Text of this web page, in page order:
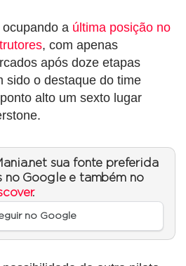
a última posição no
, com apenas
após doze etapas
sido o destaque do time
alto um sexto lugar
sua fonte preferida
no Google e também no
.
no Google